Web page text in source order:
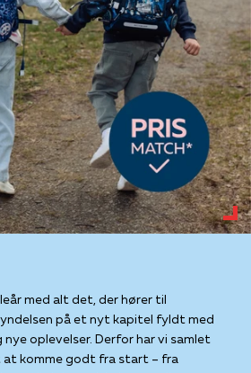
med alt det, der hører til
på et nyt kapitel fyldt med
oplevelser. Derfor har vi samlet
at komme godt fra start – fra